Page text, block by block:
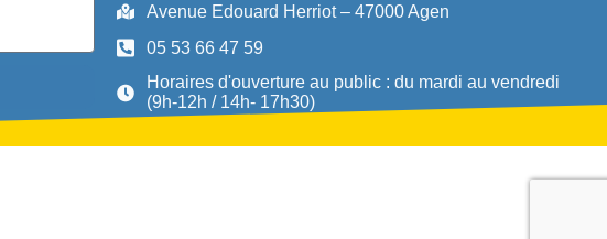
Avenue Edouard Herriot – 47000 Agen
05 53 66 47 59
Horaires d'ouverture au public : du mardi au vendredi
(9h-12h / 14h- 17h30)